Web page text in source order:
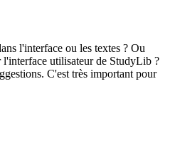
l'interface ou les textes ? Ou
l'interface utilisateur de StudyLib ?
C'est très important pour